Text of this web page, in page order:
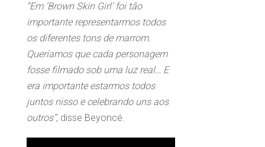
“Em ‘Brown Skin Girl’ foi tão
importante representarmos todos
os diferentes tons de marrom.
Queríamos que cada personagem
fosse filmado sob uma luz real… E
era importante estarmos todos
juntos nisso e celebrando uns aos
outros”, disse Beyoncé.